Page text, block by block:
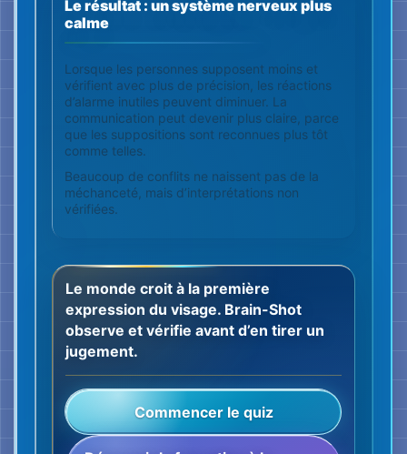
observe et vérifie avant d’en tirer un
jugement.
Commencer le quiz
Découvrir la formation à la
lecture du visage
Le résultat